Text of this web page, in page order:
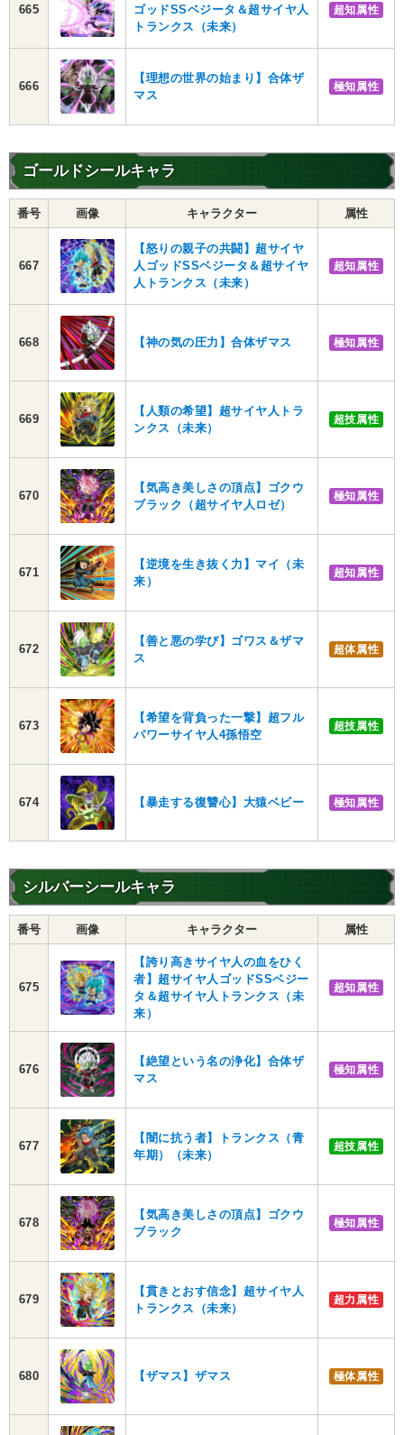
665
ゴッドSSベジータ＆超サイヤ人
トランクス（未来）
超知属性
666
【理想の世界の始まり】合体ザ
マス
極知属性
ゴールドシールキャラ
番号 画像 キャラクター 属性
667
【怒りの親子の共闘】超サイヤ
人ゴッドSSベジータ＆超サイヤ
人トランクス（未来）
超知属性
668 【神の気の圧力】合体ザマス 極知属性
669
【人類の希望】超サイヤ人トラ
ンクス（未来）
超技属性
670
【気高き美しさの頂点】ゴクウ
ブラック（超サイヤ人ロゼ）
極知属性
671
【逆境を生き抜く力】マイ（未
来）
超知属性
672
【善と悪の学び】ゴワス＆ザマ
ス
超体属性
673
【希望を背負った一撃】超フル
パワーサイヤ人4孫悟空
超技属性
674 【暴走する復讐心】大猿ベビー 極知属性
シルバーシールキャラ
番号 画像 キャラクター 属性
675
【誇り高きサイヤ人の血をひく
者】超サイヤ人ゴッドSSベジー
タ＆超サイヤ人トランクス（未
来）
超知属性
676
【絶望という名の浄化】合体ザ
マス
極知属性
677
【闇に抗う者】トランクス（青
年期）（未来）
超技属性
678
【気高き美しさの頂点】ゴクウ
ブラック
極知属性
679
【貫きとおす信念】超サイヤ人
トランクス（未来）
超力属性
680 【ザマス】ザマス 極体属性